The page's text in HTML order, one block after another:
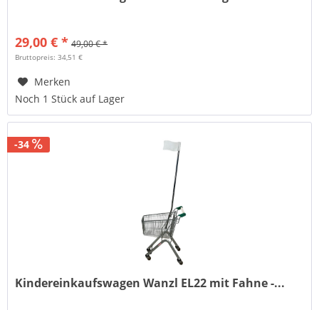
29,00 € * 49,00 € *
Bruttopreis: 34,51 €
Merken
Noch 1 Stück auf Lager
-34
Kindereinkaufswagen Wanzl EL22 mit Fahne -...